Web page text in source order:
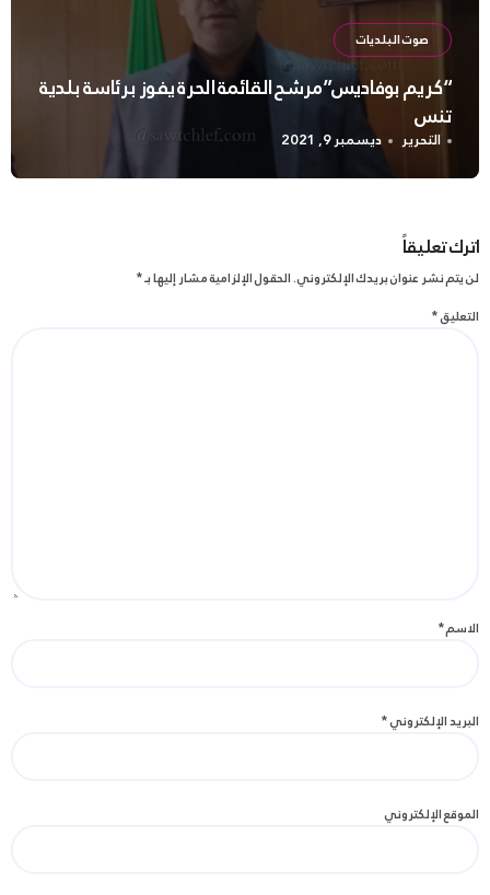
صوت البلديات
“كريم بوفاديس”مرشح القائمة الحرة يفوز برئاسة بلدية
تنس
التحرير ديسمبر 9, 2021
اترك تعليقاً
لن يتم نشر عنوان بريدك الإلكتروني.الحقول الإلزامية مشار إليها بـ*
التعليق*
الاسم*
البريد الإلكتروني*
الموقع الإلكتروني